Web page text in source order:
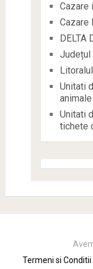
Cazare
Cazare
DELTA
Județul
Unitati
Unitati
tichete
Termeni si Conditii